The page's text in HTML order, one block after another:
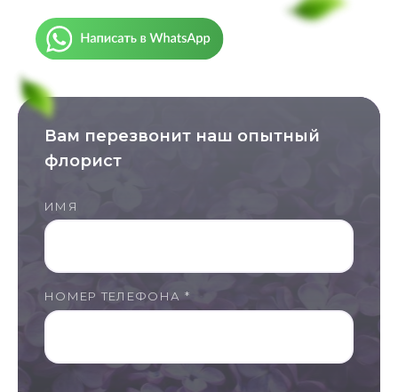
Вам перезвонит наш опытный
флорист
ИМЯ
НОМЕР ТЕЛЕФОНА *